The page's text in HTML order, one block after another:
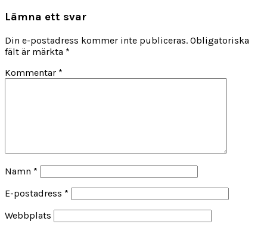
Lämna ett svar
Din e-postadress kommer inte publiceras. Obligatoriska
fält är märkta *
Kommentar *
Namn *
E-postadress *
Webbplats